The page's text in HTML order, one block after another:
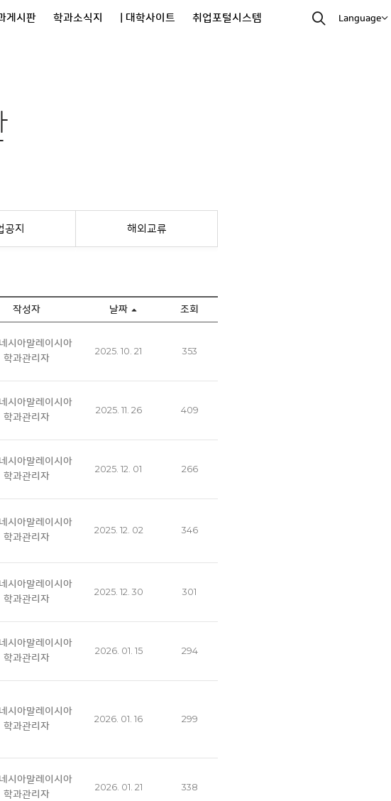
게시판 학과소식지 | 대학사이트 취업포털시스템 Language
공지 해외교류
작성자 날짜 조회
시아말레이시아
학과관리자
2025. 10. 21 353
시아말레이시아
학과관리자
2025. 11. 26 409
시아말레이시아
학과관리자
2025. 12. 01 266
시아말레이시아
학과관리자
2025. 12. 02 346
시아말레이시아
학과관리자
2025. 12. 30 301
시아말레이시아
학과관리자
2026. 01. 15 294
시아말레이시아
학과관리자
2026. 01. 16 299
시아말레이시아
학과관리자
2026. 01. 21 338